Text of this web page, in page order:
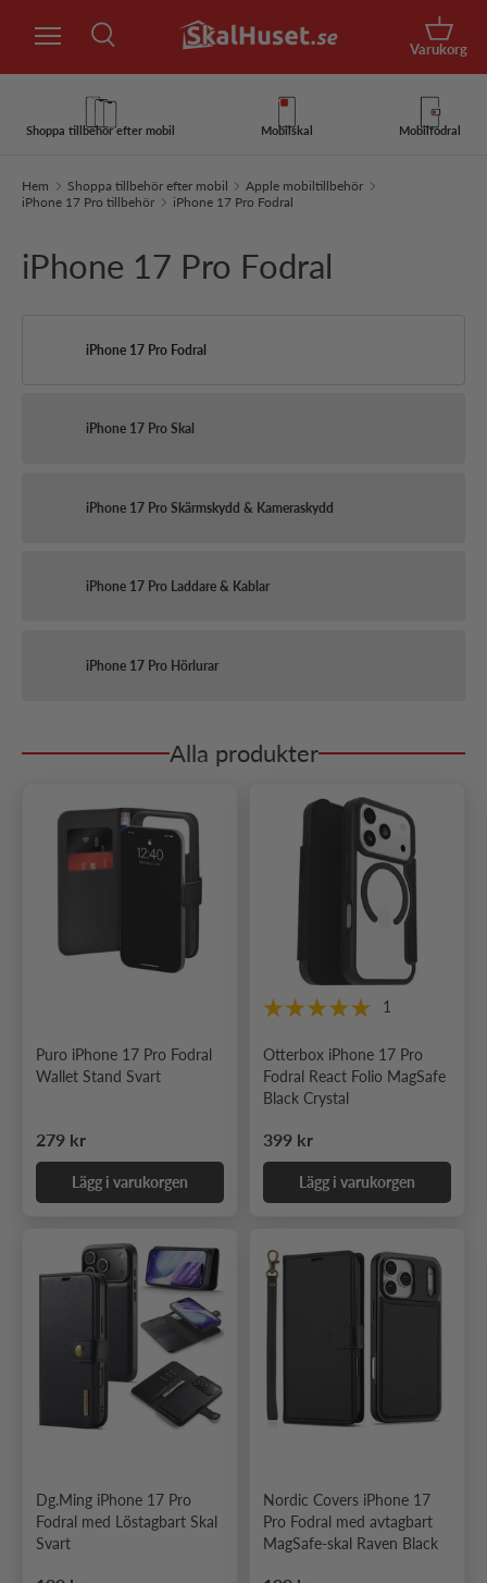
Hoppa till innehåll
Sök
Korg
Varukorg
Shoppa tillbehör efter mobil Mobilskal Mobilfodral
Hem Shoppa tillbehör efter mobil
Apple mobiltillbehör
iPhone 17 Pro tillbehör
iPhone 17 Pro Fodral
iPhone 17 Pro Fodral
iPhone 17 Pro Fodral
iPhone 17 Pro Skal
iPhone 17 Pro Skärmskydd & Kameraskydd
iPhone 17 Pro Laddare & Kablar
iPhone 17 Pro Hörlurar
Alla produkter
Puro iPhone 17 Pro Fodral
Wallet Stand Svart
Ordinarie pris
279 kr
Lägg i varukorgen
1
Otterbox iPhone 17 Pro
Fodral React Folio MagSafe
Black Crystal
Ordinarie pris
399 kr
Lägg i varukorgen
Dg.Ming iPhone 17 Pro
Fodral med Löstagbart Skal
Svart
Nordic Covers iPhone 17
Pro Fodral med avtagbart
MagSafe-skal Raven Black